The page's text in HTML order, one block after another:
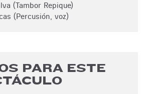
(Tambor Repique)
(Percusión, voz)
PARA ESTE